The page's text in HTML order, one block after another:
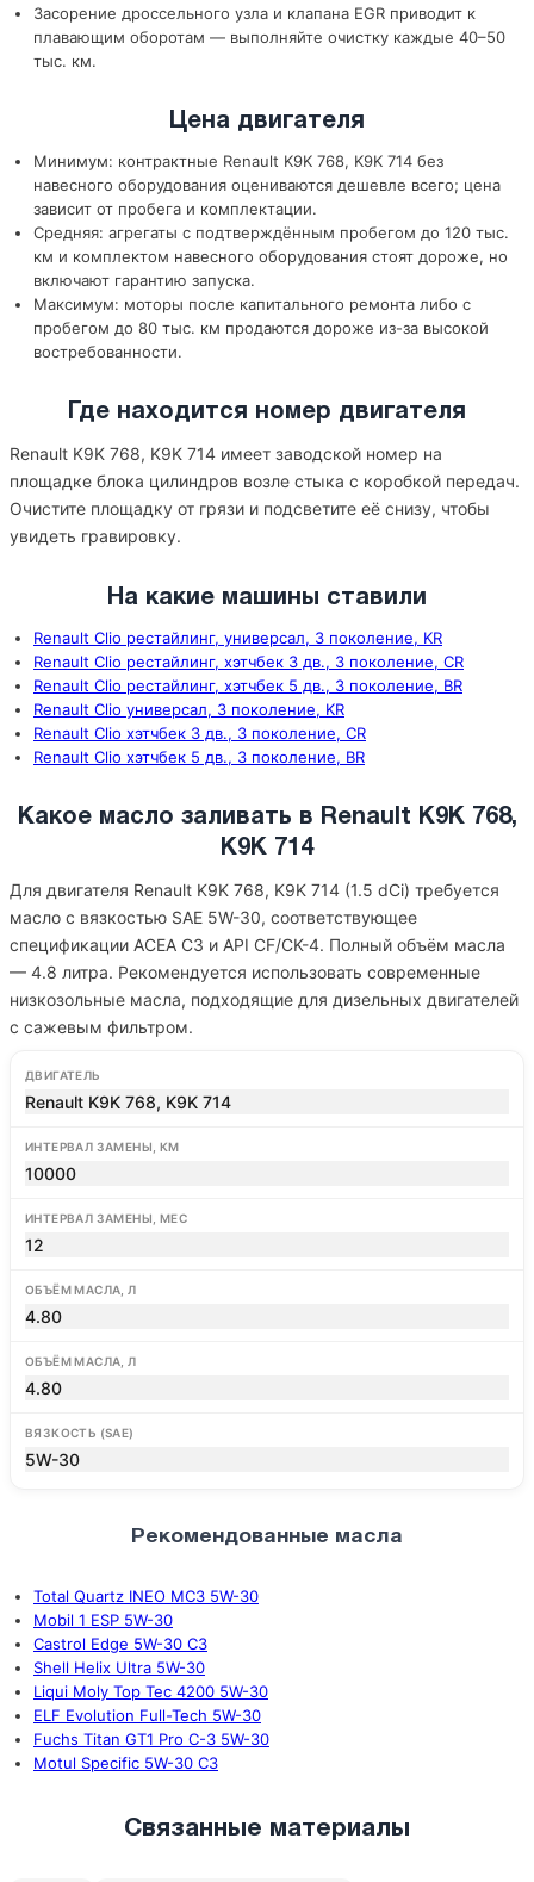
Засорение дроссельного узла и клапана EGR приводит к
плавающим оборотам — выполняйте очистку каждые 40–50
тыс. км.
Цена двигателя
Минимум: контрактные Renault K9K 768, K9K 714 без
навесного оборудования оцениваются дешевле всего; цена
зависит от пробега и комплектации.
Средняя: агрегаты с подтверждённым пробегом до 120 тыс.
км и комплектом навесного оборудования стоят дороже, но
включают гарантию запуска.
Максимум: моторы после капитального ремонта либо с
пробегом до 80 тыс. км продаются дороже из-за высокой
востребованности.
Где находится номер двигателя
Renault K9K 768, K9K 714 имеет заводской номер на
площадке блока цилиндров возле стыка с коробкой передач.
Очистите площадку от грязи и подсветите её снизу, чтобы
увидеть гравировку.
На какие машины ставили
Renault Clio рестайлинг, универсал, 3 поколение, KR
Renault Clio рестайлинг, хэтчбек 3 дв., 3 поколение, CR
Renault Clio рестайлинг, хэтчбек 5 дв., 3 поколение, BR
Renault Clio универсал, 3 поколение, KR
Renault Clio хэтчбек 3 дв., 3 поколение, CR
Renault Clio хэтчбек 5 дв., 3 поколение, BR
Какое масло заливать в Renault K9K 768,
K9K 714
Для двигателя Renault K9K 768, K9K 714 (1.5 dCi) требуется
масло с вязкостью SAE 5W-30, соответствующее
спецификации ACEA C3 и API CF/CK-4. Полный объём масла
— 4.8 литра. Рекомендуется использовать современные
низкозольные масла, подходящие для дизельных двигателей
с сажевым фильтром.
ДВИГАТЕЛЬ
Renault K9K 768, K9K 714
ИНТЕРВАЛ ЗАМЕНЫ, КМ
10000
ИНТЕРВАЛ ЗАМЕНЫ, МЕС
12
ОБЪЁМ МАСЛА, Л
4.80
ОБЪЁМ МАСЛА, Л
4.80
ВЯЗКОСТЬ (SAE)
5W-30
Рекомендованные масла
Total Quartz INEO MC3 5W-30
Mobil 1 ESP 5W-30
Castrol Edge 5W-30 C3
Shell Helix Ultra 5W-30
Liqui Moly Top Tec 4200 5W-30
ELF Evolution Full-Tech 5W-30
Fuchs Titan GT1 Pro C-3 5W-30
Motul Specific 5W-30 C3
Связанные материалы